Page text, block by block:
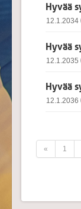
Hyvää
12.1.2034
Hyvää
12.1.2035
Hyvää
12.1.2036
« 1